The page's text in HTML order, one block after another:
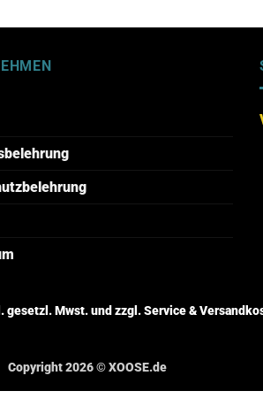
gesetzl. Mwst. und zzgl. Service &
Copyright 2026 ©XOOSE.de